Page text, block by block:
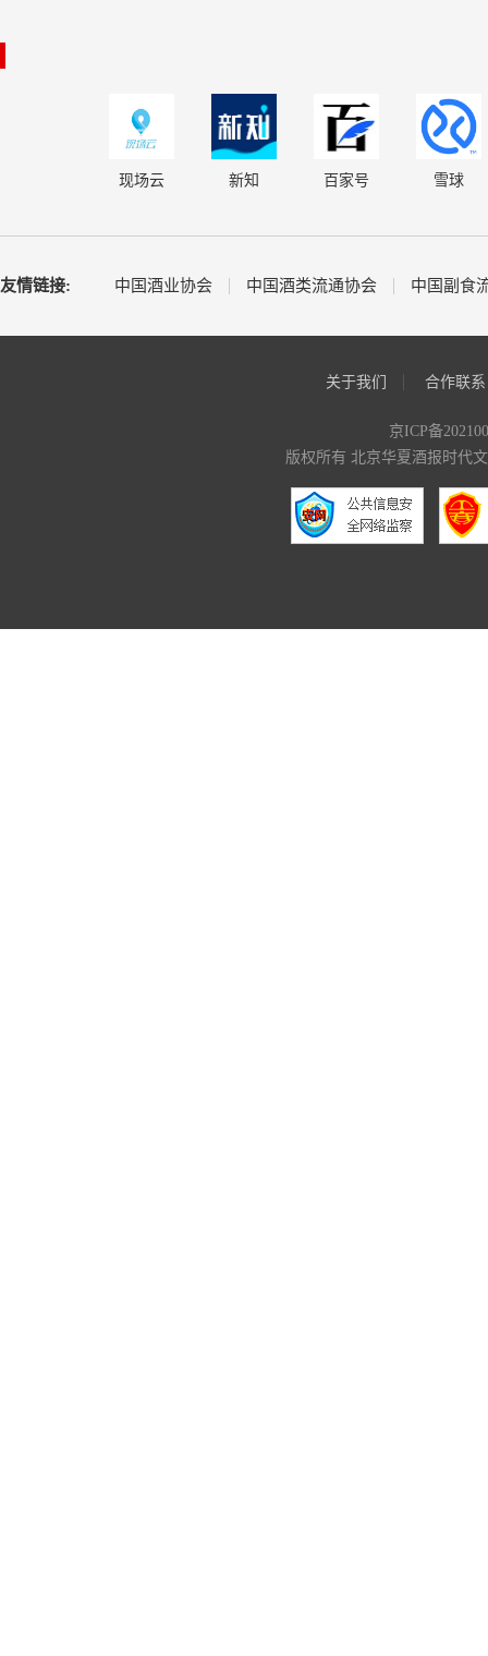
现场云 新知 百家号 雪球
友情链接: 中国酒业协会 中国酒类流通协会 中国副食
关于我们 合作联系
京ICP备
版权所有 北京华夏酒报时代文